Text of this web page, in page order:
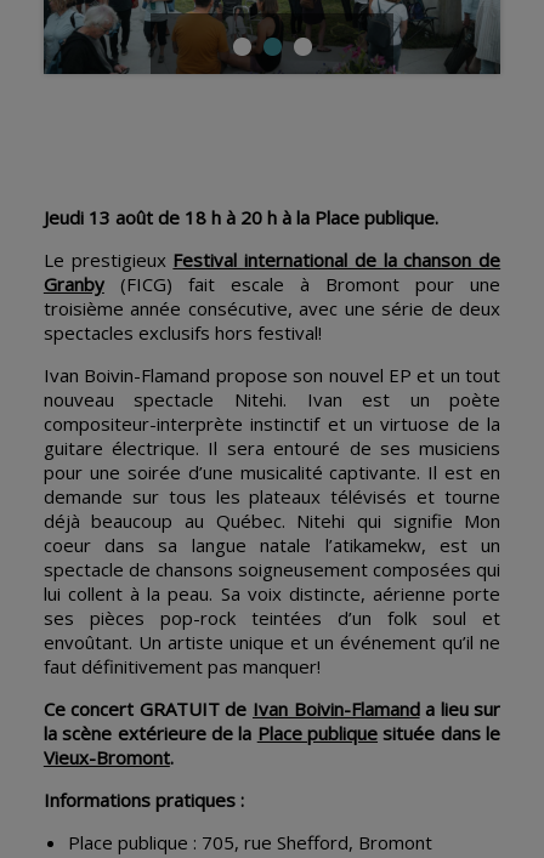
Jeudi 13 août de 18 h à 20 h à la Place publique.
Le prestigieux Festival international de la chanson de
Granby(FICG) fait escale à Bromont pour une
troisième année consécutive, avec une série de deux
spectacles exclusifs hors festival!
Ivan Boivin-Flamand propose son nouvel EP et un tout
nouveau spectacle Nitehi. Ivan est un poète
compositeur-interprète instinctif et un virtuose de la
guitare électrique. Il sera entouré de ses musiciens
pour une soirée d’une musicalité captivante. Il est en
demande sur tous les plateaux télévisés et tourne
déjà beaucoup au Québec. Nitehi qui signifie Mon
coeur dans sa langue natale l’atikamekw, est un
spectacle de chansons soigneusement composées qui
lui collent à la peau. Sa voix distincte, aérienne porte
ses pièces pop-rock teintées d’un folk soul et
envoûtant. Un artiste unique et un événement qu’il ne
faut définitivement pas manquer!
Ce concert GRATUIT de Ivan Boivin-Flamanda lieu sur
la scène extérieure de la Place publique située dans le
Vieux-Bromont.
Informations pratiques :
Place publique : 705, rue Shefford, Bromont